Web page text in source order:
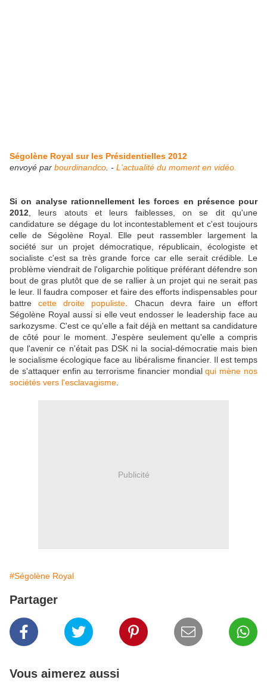
Ségolène Royal sur les Présidentielles 2012
envoyé par bourdinandco . - L'actualité du moment en vidéo.
Si on analyse rationnellement les forces en présence pour
2012 , leurs atouts et leurs faiblesses, on se dit qu'une
candidature se dégage du lot incontestablement et c'est toujours
celle de Ségolène Royal. Elle peut rassembler largement la
société sur un projet démocratique, républicain, écologiste et
socialiste c'est sa très grande force car elle serait crédible. Le
problème viendrait de l'oligarchie politique préférant défendre son
bout de gras plutôt que de se rallier à un projet qui ne serait pas
le leur. Il faudra composer et faire des efforts indispensables pour
battrecette droite populiste . Chacun devra faire un effort
Ségolène Royal aussi si elle veut endosser le leadership face au
sarkozysme. C'est ce qu'elle a fait déjà en mettant sa candidature
de côté pour le moment. J'espère seulement qu'elle a compris
que l'avenir ce n'était pas DSK ni la social-démocratie mais bien
le socialisme écologique face au libéralisme financier. Il est temps
de s'attaquer enfin au terrorisme financier mondialqui mène nos
sociétés vers l'esclavagisme
Publicité
#Ségolène Royal
Partager
Vous aimerez aussi